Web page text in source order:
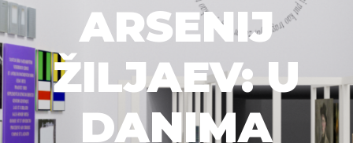
ARSENIJ
ŽILJAEV: U
DANIMA